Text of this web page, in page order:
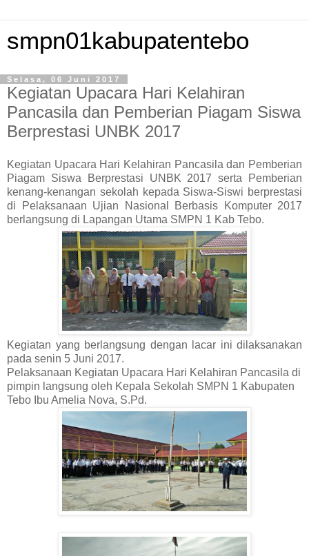
smpn01kabupatentebo
Selasa, 06 Juni 2017
Kegiatan Upacara Hari Kelahiran
Pancasila dan Pemberian Piagam Siswa
Berprestasi UNBK 2017
Kegiatan Upacara Hari Kelahiran Pancasila dan Pemberian
Piagam Siswa Berprestasi UNBK 2017 serta Pemberian
kenang-kenangan sekolah kepada Siswa-Siswi berprestasi
di Pelaksanaan Ujian Nasional Berbasis Komputer 2017
berlangsung di Lapangan Utama SMPN 1 Kab Tebo.
Kegiatan yang berlangsung dengan lacar ini dilaksanakan
pada senin 5 Juni 2017.
Pelaksanaan Kegiatan Upacara Hari Kelahiran Pancasila di
pimpin langsung oleh Kepala Sekolah SMPN 1 Kabupaten
Tebo Ibu Amelia Nova, S.Pd.